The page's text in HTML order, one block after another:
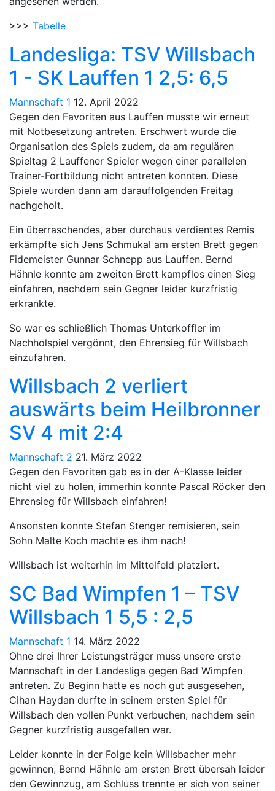
>>> Tabelle
Landesliga: TSV Willsbach
1 - SK Lauffen 1 2,5: 6,5
Mannschaft 1 12. April 2022
Gegen den Favoriten aus Lauffen musste wir erneut
mit Notbesetzung antreten. Erschwert wurde die
Organisation des Spiels zudem, da am regulären
Spieltag 2 Lauffener Spieler wegen einer parallelen
Trainer-Fortbildung nicht antreten konnten. Diese
Spiele wurden dann am darauffolgenden Freitag
nachgeholt.
Ein überraschendes, aber durchaus verdientes Remis
erkämpfte sich Jens Schmukal am ersten Brett gegen
Fidemeister Gunnar Schnepp aus Lauffen. Bernd
Hähnle konnte am zweiten Brett kampflos einen Sieg
einfahren, nachdem sein Gegner leider kurzfristig
erkrankte.
So war es schließlich Thomas Unterkoffler im
Nachholspiel vergönnt, den Ehrensieg für Willsbach
einzufahren.
Willsbach 2 verliert
auswärts beim Heilbronner
SV 4 mit 2:4
Mannschaft 2 21. März 2022
Gegen den Favoriten gab es in der A-Klasse leider
nicht viel zu holen, immerhin konnte Pascal Röcker den
Ehrensieg für Willsbach einfahren!
Ansonsten konnte Stefan Stenger remisieren, sein
Sohn Malte Koch machte es ihm nach!
Willsbach ist weiterhin im Mittelfeld platziert.
SC Bad Wimpfen 1 – TSV
Willsbach 1 5,5 : 2,5
Mannschaft 1 14. März 2022
Ohne drei Ihrer Leistungsträger muss unsere erste
Mannschaft in der Landesliga gegen Bad Wimpfen
antreten. Zu Beginn hatte es noch gut ausgesehen,
Cihan Haydan durfte in seinem ersten Spiel für
Willsbach den vollen Punkt verbuchen, nachdem sein
Gegner kurzfristig ausgefallen war.
Leider konnte in der Folge kein Willsbacher mehr
gewinnen, Bernd Hähnle am ersten Brett übersah leider
den Gewinnzug, am Schluss trennte er sich von seiner